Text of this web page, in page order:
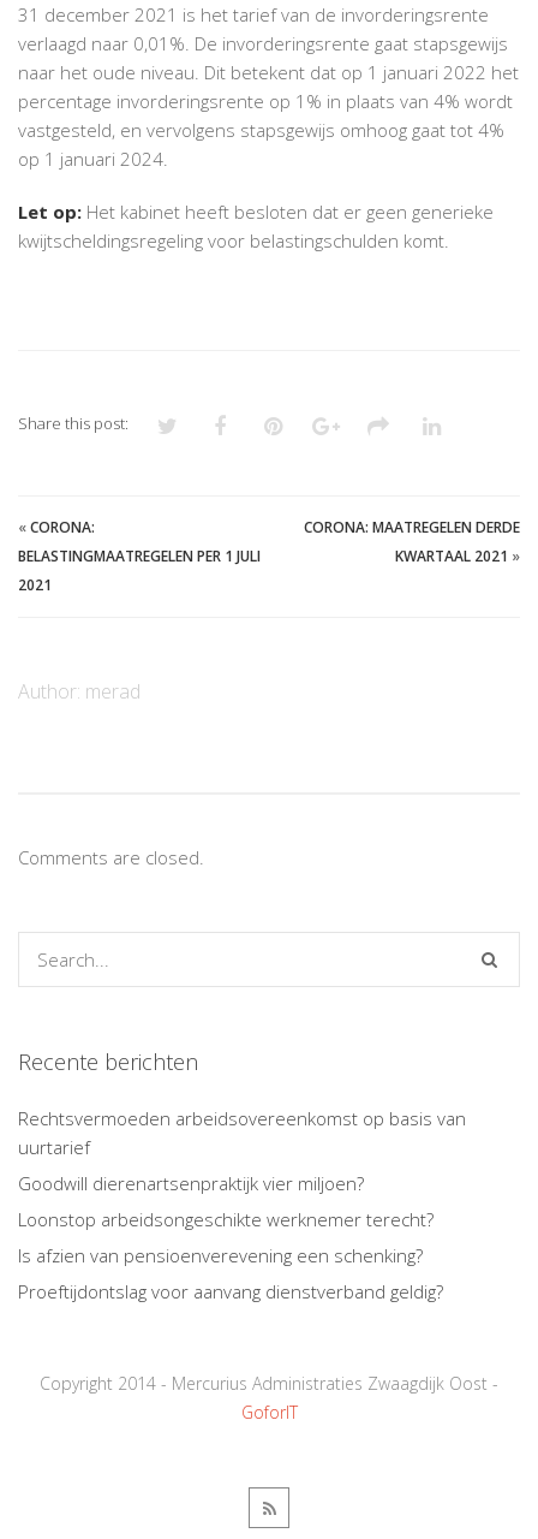
31 december 2021 is het tarief van de invorderingsrente
verlaagd naar 0,01%. De invorderingsrente gaat stapsgewijs
naar het oude niveau. Dit betekent dat op 1 januari 2022 het
percentage invorderingsrente op 1% in plaats van 4% wordt
vastgesteld, en vervolgens stapsgewijs omhoog gaat tot 4%
op 1 januari 2024.
Let op: Het kabinet heeft besloten dat er geen generieke
kwijtscheldingsregeling voor belastingschulden komt.
Share this post:
«CORONA:
BELASTINGMAATREGELEN PER 1 JULI
2021
CORONA: MAATREGELEN DERDE
KWARTAAL 2021 »
Author: merad
Comments are closed.
Recente berichten
Rechtsvermoeden arbeidsovereenkomst op basis van
uurtarief
Goodwill dierenartsenpraktijk vier miljoen?
Loonstop arbeidsongeschikte werknemer terecht?
Is afzien van pensioenverevening een schenking?
Proeftijdontslag voor aanvang dienstverband geldig?
Copyright 2014 - Mercurius Administraties Zwaagdijk Oost -
GoforIT